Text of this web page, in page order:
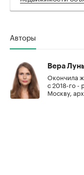
Авторы
Вера
Окончила
с 2018-го -
Москву,